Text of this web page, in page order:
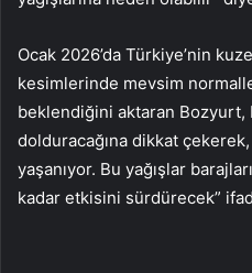
Ocak 2026’da Türkiye’nin
kesimlerinde mevsim
beklendiğini aktaran Bozyurt,
dolduracağına dikkat
yaşanıyor. Bu yağışlar
kadar etkisini sürdürecek”